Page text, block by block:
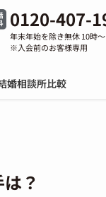
0120-407-
年末年始を除き無休 10時
※入会前のお客様専用
婚相談所比較
？